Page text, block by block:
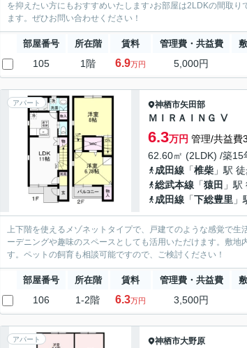
を抑えたい方にもおすすめいたします♪お部屋は2LDKの間取
ます。ぜひお問い合わせください！
部屋番号 所在階 賃料 管理費・共益費
105 1階 6.9万円 5,000円
アパート 神栖市矢田部
ＭＩＲＡＩＮＧ Ⅴ
6.3万円 管理/共益費
62.60㎡ (2LDK) /築15
成田線 「椎柴 」駅
総武本線 「猿田 」
成田線 「下総豊里
上下階を使えるメゾネットタイプで、戸建てのような感覚で
ーデニングや趣味のスペースとしても活用いただけます。敷
す。ペットの飼育も相談可能ですので、ご検討ください！
部屋番号 所在階 賃料 管理費・共益費
106 1-2階 6.3万円 3,500円
アパート 神栖市大野原